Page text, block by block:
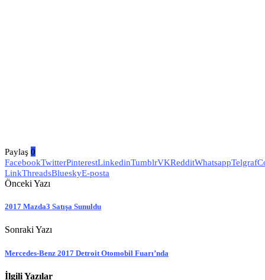
Paylaş 0
FacebookTwitterPinterestLinkedinTumblrVKRedditWhatsappTelgraf
LinkThreadsBlueskyE-posta
Önceki Yazı
2017 Mazda3 Satışa Sunuldu
Sonraki Yazı
Mercedes-Benz 2017 Detroit Otomobil Fuarı’nda
İlgili Yazılar